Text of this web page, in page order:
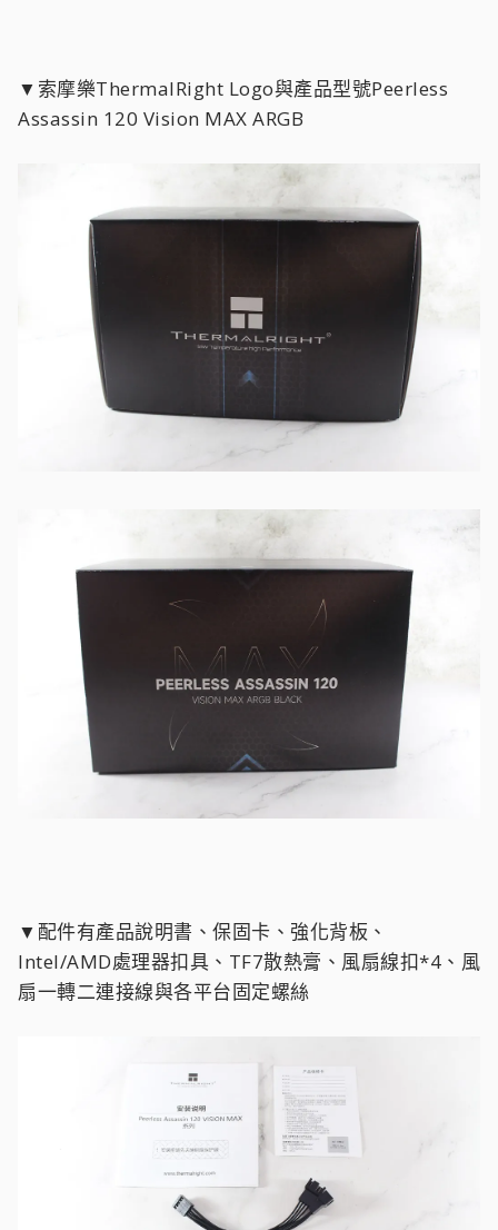
▼索摩樂ThermalRight Logo與產品型號Peerless
Assassin 120 Vision MAX ARGB
▼配件有產品說明書、保固卡、強化背板、
Intel/AMD處理器扣具、TF7散熱膏、風扇線扣*4、風
扇一轉二連接線與各平台固定螺絲